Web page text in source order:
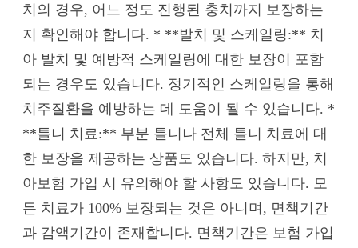
치의 경우, 어느 정도 진행된 충치까지 보장하는
지 확인해야 합니다. * **발치 및 스케일링:** 치
아 발치 및 예방적 스케일링에 대한 보장이 포함
되는 경우도 있습니다. 정기적인 스케일링을 통해
치주질환을 예방하는 데 도움이 될 수 있습니다. *
**틀니 치료:** 부분 틀니나 전체 틀니 치료에 대
한 보장을 제공하는 상품도 있습니다. 하지만, 치
아보험 가입 시 유의해야 할 사항도 있습니다. 모
든 치료가 100% 보장되는 것은 아니며, 면책기간
과 감액기간이 존재합니다. 면책기간은 보험 가입